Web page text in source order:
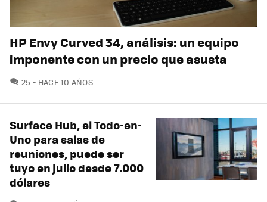
HP Envy Curved 34, análisis: un equipo
imponente con un precio que asusta
25 COMENTARIOS
HACE 10 AÑOS
Surface Hub, el Todo-en-
Uno para salas de
reuniones, puede ser
tuyo en julio desde 7.000
dólares